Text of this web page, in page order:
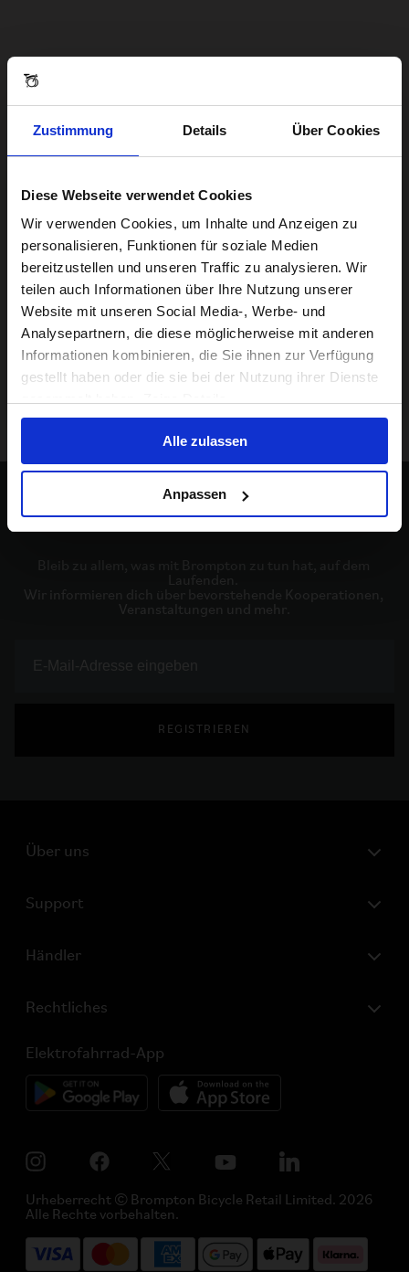
Zustimmung Details Über Cookies
Diese Webseite verwendet Cookies
Wir verwenden Cookies, um Inhalte und Anzeigen zu
personalisieren, Funktionen für soziale Medien
bereitzustellen und unseren Traffic zu analysieren. Wir
teilen auch Informationen über Ihre Nutzung unserer
Website mit unseren Social Media-, Werbe- und
Analysepartnern, die diese möglicherweise mit anderen
Informationen kombinieren, die Sie ihnen zur Verfügung
gestellt haben oder die sie bei der Nutzung ihrer Dienste
Alle zulassen
Anpassen
Bleib auf dem Laufenden
Laufenden.
Wir informieren dich über bevorstehende Kooperationen,
Veranstaltungen und mehr.
REGISTRIEREN
Über uns
Support
Händler
Rechtliches
Elektrofahrrad-App
Urheberrecht © Brompton Bicycle Retail Limited. 2026
Alle Rechte vorbehalten.
Visiting from the United States?
For a better experience, please visit our:
US website
No, stay here